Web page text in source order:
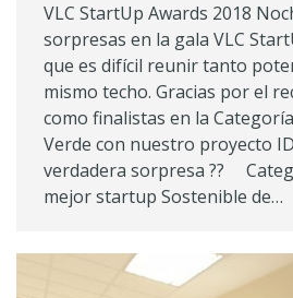
VLC StartUp Awards 2018
sorpresas en la gala VLC
que es difícil reunir tanto
mismo techo. Gracias por el
como finalistas en la
Verde con nuestro proyecto
verdadera sorpresa ??
mejor startup Sostenible de…